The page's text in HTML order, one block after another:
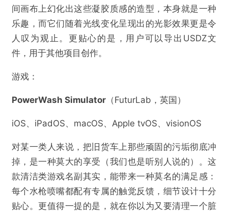
间画布上幻化出这些凝胶质感的造型，本身就是一种
乐趣，而它们随着光线变化呈现出的光影效果更是令
人叹为观止。更贴心的是，用户可以导出USDZ文
件，用于其他项目创作。
游戏：
PowerWash Simulator​（FuturLab，英国）
iOS、iPadOS、macOS、Apple tvOS、visionOS
对某一类人来说，把旧货车上那些顽固的污垢彻底冲
掉，是一种莫大的享受（我们也是听别人说的）。这
款清洁类游戏名副其实，能带来一种莫名的满足感：
每个水枪喷嘴都配有专属的触觉反馈，细节设计十分
贴心。更值得一提的是，就在你以为又要清理一个脏